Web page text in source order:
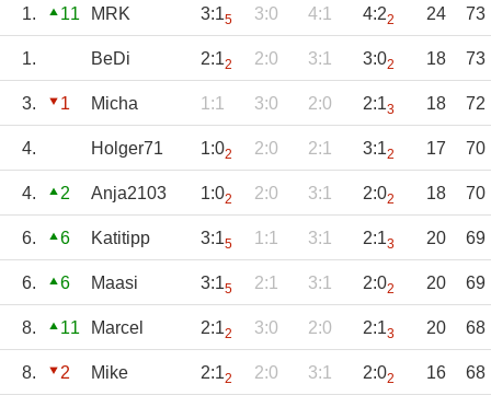
1. 11 MRK 3:15 3:0 4:1 4:22 24 73
1. BeDi 2:12 2:0 3:1 3:02 18 73
3. 1 Micha 1:1 3:0 2:0 2:13 18 72
4. Holger71 1:02 2:0 2:1 3:12 17 70
4. 2 Anja2103 1:02 2:0 3:1 2:02 18 70
6. 6 Katitipp 3:15 1:1 3:1 2:13 20 69
6. 6 Maasi 3:15 2:1 3:1 2:02 20 69
8. 11 Marcel 2:12 3:0 2:0 2:13 20 68
8. 2 Mike 2:12 2:0 3:1 2:02 16 68